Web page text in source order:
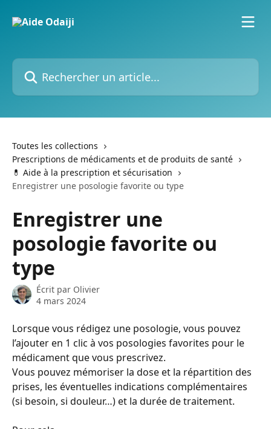
Rechercher un article...
Toutes les collections
Prescriptions de médicaments et de produits de santé
💊 Aide à la prescription et sécurisation
Enregistrer une posologie favorite ou type
Enregistrer une
posologie favorite ou
type
Écrit par Olivier
4 mars 2024
Lorsque vous rédigez une posologie, vous pouvez
l’ajouter en 1 clic à vos posologies favorites pour le
médicament que vous prescrivez.
Vous pouvez mémoriser la dose et la répartition des
prises, les éventuelles indications complémentaires
(si besoin, si douleur…) et la durée de traitement.